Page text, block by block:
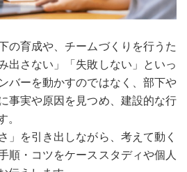
の育成や、チームづくりを行うた
出さない」「失敗しない」といっ
バーを動かすのではなく、部下や
事実や原因を見つめ、建設的な行
。
」を引き出しながら、考えて動く
順・コツをケーススタディや個人